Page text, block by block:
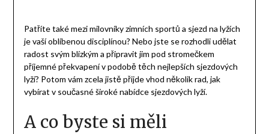
Patříte také mezi milovníky zimních sportů a sjezd na lyžích
je vaší oblíbenou disciplínou? Nebo jste se rozhodli udělat
radost svým blízkým a připravit jim pod stromečkem
příjemné překvapení v podobě těch nejlepších sjezdových
lyží? Potom vám zcela jistě přijde vhod několik rad, jak
vybírat v současné široké nabídce sjezdových lyží.
A co byste si měli